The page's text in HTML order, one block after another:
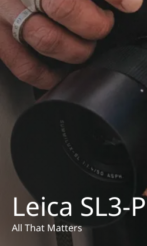
Leica SL3-P
All That Matters